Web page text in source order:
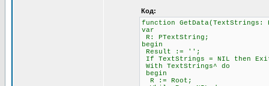
Код:
function
var
R: PTextString;
begin
Result := '';
If TextStrings = NIL then
With TextStrings^ do
begin
R := Root;